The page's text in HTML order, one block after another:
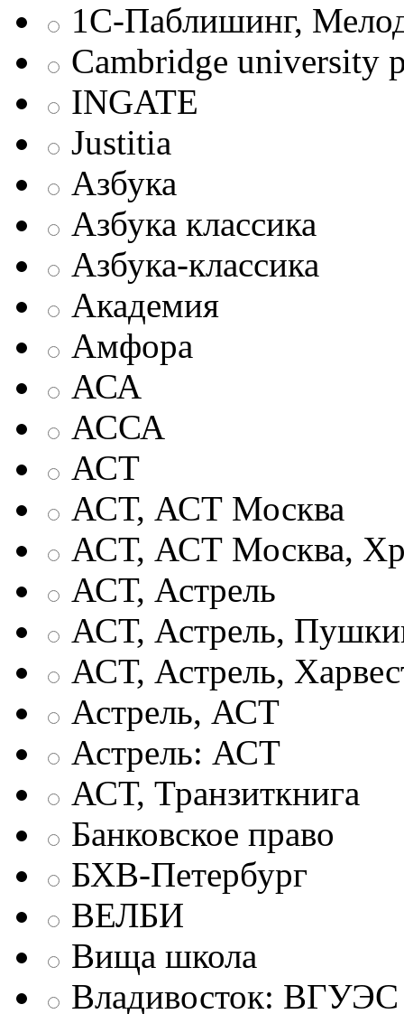
1С-Паблишинг,
Cambridge university
INGATE
Justitia
Азбука
Азбука классика
Азбука-классика
Академия
Амфора
АСА
АССА
АСТ
АСТ, АСТ Москва
АСТ, АСТ Москва,
АСТ, Астрель
АСТ, Астрель,
АСТ, Астрель,
Астрель, АСТ
Астрель: АСТ
АСТ, Транзиткнига
Банковское право
БХВ-Петербург
ВЕЛБИ
Вища школа
Владивосток: ВГУЭС